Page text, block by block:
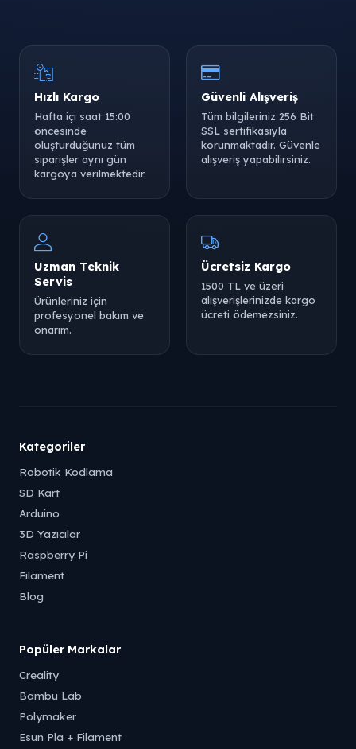
Hızlı Kargo
Hafta içi saat 15:00
öncesinde
oluşturduğunuz tüm
siparişler aynı gün
kargoya verilmektedir.
Güvenli Alışveriş
Tüm bilgileriniz 256 Bit
SSL sertifikasıyla
korunmaktadır. Güvenle
alışveriş yapabilirsiniz.
Uzman Teknik
Servis
Ürünleriniz için
profesyonel bakım ve
onarım.
Ücretsiz Kargo
1500 TL ve üzeri
alışverişlerinizde kargo
ücreti ödemezsiniz.
Kategoriler
Robotik Kodlama
SD Kart
Arduino
3D Yazıcılar
Raspberry Pi
Filament
Blog
Popüler Markalar
Creality
Bambu Lab
Polymaker
Esun Pla + Filament